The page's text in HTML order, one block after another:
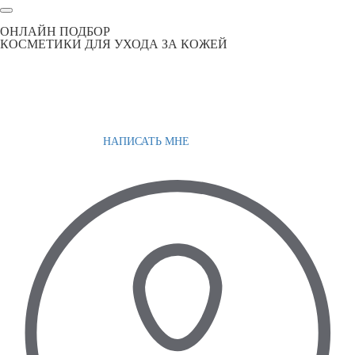
ОНЛАЙН ПОДБОР
КОСМЕТИКИ ДЛЯ УХОДА ЗА КОЖЕЙ
НАПИСАТЬ МНЕ